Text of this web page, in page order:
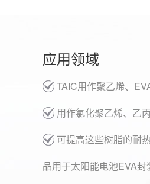
应用领域
TAIC用作聚乙烯、
用作氯化聚乙烯、乙
可提高这些树脂的耐
品用于太阳能电池EVA封